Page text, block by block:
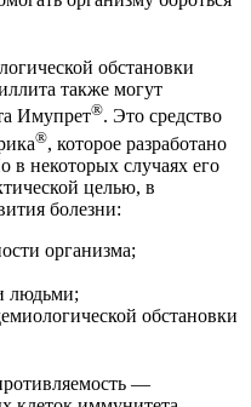
обстановки
также могут
Имупрет®. Это средство
®, которое разработано
в некоторых случаях его
целью, в
болезни:
организма;
людьми;
обстановки
—